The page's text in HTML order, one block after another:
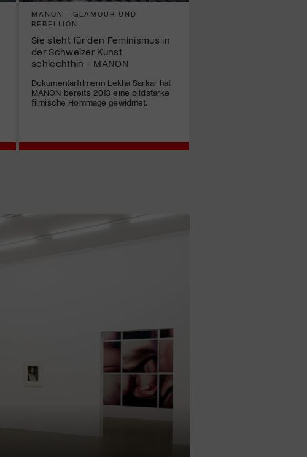
MANON - GLAMOUR UND
REBELLION
Sie steht für den Feminismus in
der Schweizer Kunst
schlechthin - MANON
Dokumentarfilmerin Lekha Sarkar hat
MANON bereits 2013 eine bildstarke
filmische Hommage gewidmet.